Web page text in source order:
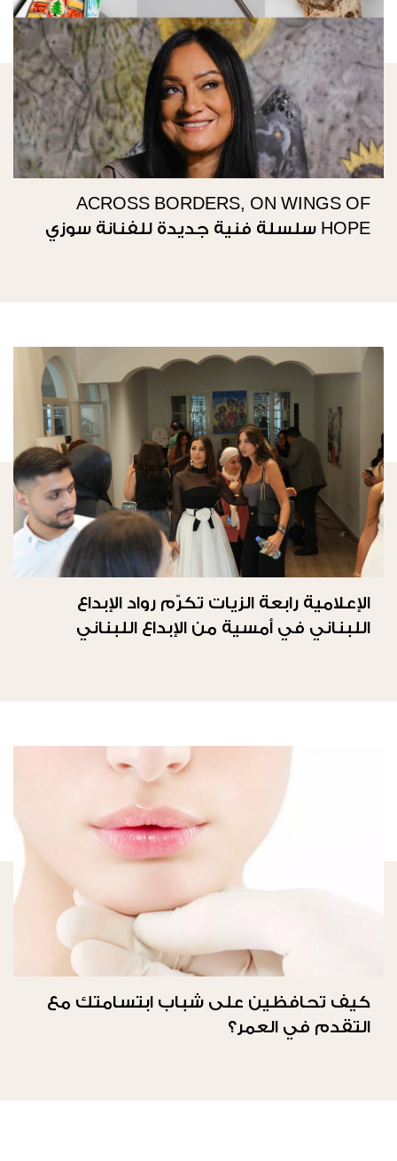
ACROSS BORDERS, ON WINGS OF
HOPE سلسلة فنية جديدة للفنانة سوزي
الإعلامية رابعة الزيات تكرّم رواد الإبداع
اللبناني في أمسية من الإبداع اللبناني
كيف تحافظين على شباب ابتسامتك مع
التقدم في العمر؟